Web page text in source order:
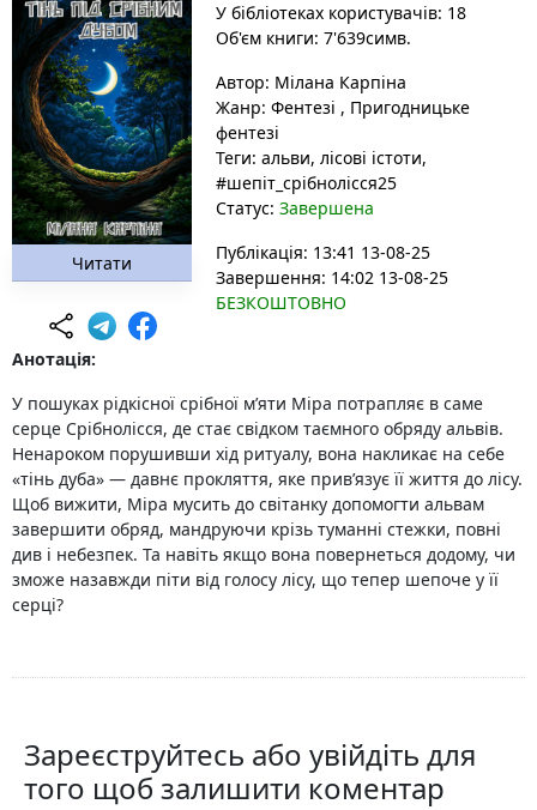
Читати
У бібліотеках користувачів: 18
Об'єм книги: 7'639симв.
Автор: Мілана Карпіна
Жанр: Фентезі , Пригодницьке
фентезі
Теги: альви, лісові істоти,
#шепіт_срібнолісся25
Статус: Завершена
Публікація: 13:41 13-08-25
Завершення: 14:02 13-08-25
БЕЗКОШТОВНО
Анотація:
У пошуках рідкісної срібної м’яти Міра потрапляє в саме
серце Срібнолісся, де стає свідком таємного обряду альвів.
Ненароком порушивши хід ритуалу, вона накликає на себе
«тінь дуба» — давнє прокляття, яке прив’язує її життя до лісу.
Щоб вижити, Міра мусить до світанку допомогти альвам
завершити обряд, мандруючи крізь туманні стежки, повні
див і небезпек. Та навіть якщо вона повернеться додому, чи
зможе назавжди піти від голосу лісу, що тепер шепоче у її
серці?
Зареєструйтесь або увійдіть для
того щоб залишити коментар